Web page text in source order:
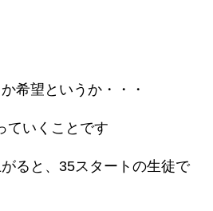
希望というか・・・
ていくことです
ると、35スタートの生徒で